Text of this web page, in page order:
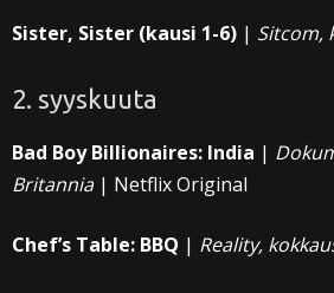
Sister, Sister (kausi 1-6) | Sitcom,
2. syyskuuta
Bad Boy Billionaires: India |
Britannia| Netflix Original
Chef’s Table: BBQ | Reality,